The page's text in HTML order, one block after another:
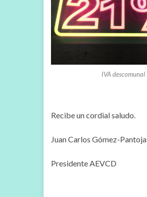
IVA descomunal
Recibe un cordial saludo.
Juan Carlos Gómez-Pantoja
Presidente AEVCD